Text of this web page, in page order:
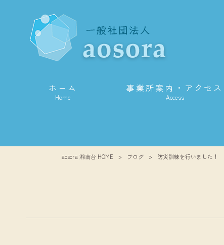
ホーム
Home
事業所案内・アクセス
Access
aosora 湘南台 HOME > ブログ > 防災訓練を行いました！